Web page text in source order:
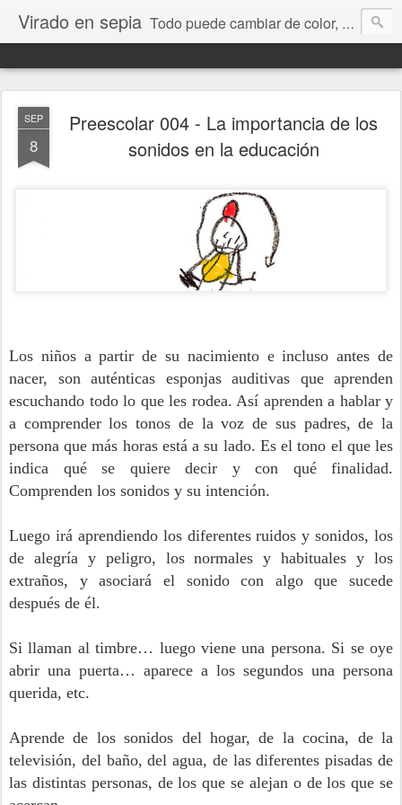
Virado en sepia Todo puede cambiar de color, depende de nosotros y de nuestra capacidad para aprender a mirar. Hablamos de sociedad, economía, empresa, política, RRHH, formación. De Historia reciente, de educación y de temas sociales.
SEP
8
Preescolar 004 - La importancia de los
sonidos en la educación
Los niños a partir de su nacimiento e incluso antes de
nacer, son auténticas esponjas auditivas que aprenden
escuchando todo lo que les rodea. Así aprenden a hablar y
a comprender los tonos de la voz de sus padres, de la
persona que más horas está a su lado. Es el tono el que les
indica qué se quiere decir y con qué finalidad.
Comprenden los sonidos y su intención.
Luego irá aprendiendo los diferentes ruidos y sonidos, los
de alegría y peligro, los normales y habituales y los
extraños, y asociará el sonido con algo que sucede
después de él.
Si llaman al timbre… luego viene una persona. Si se oye
abrir una puerta… aparece a los segundos una persona
querida, etc.
Aprende de los sonidos del hogar, de la cocina, de la
televisión, del baño, del agua, de las diferentes pisadas de
las distintas personas, de los que se alejan o de los que se